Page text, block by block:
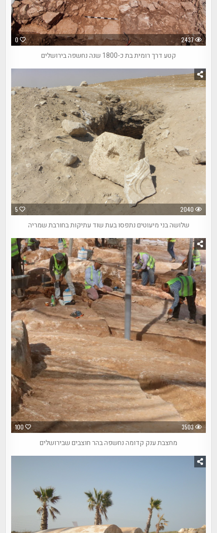
0 2437
קטע דרך רומית בת כ-1800 שנה נחשפה בירושלים
5 2040
שלושה בני מיעוטים נתפסו בעת שוד עתיקות בחורבת שמריה
100 3503
מחצבת ענק קדומה נחשפה בהר חוצבים שבירושלים